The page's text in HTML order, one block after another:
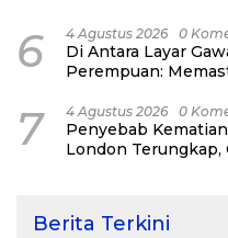
6 4 Agustus 2026 0
Di Antara Layar
Perempuan:
7 4 Agustus 2026 0
Penyebab
London Terungkap,
Berita Terkini